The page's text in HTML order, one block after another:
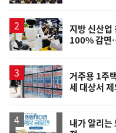
지방 신산업
100% 감면
거주용 1주
세 대상서
내가 알리는